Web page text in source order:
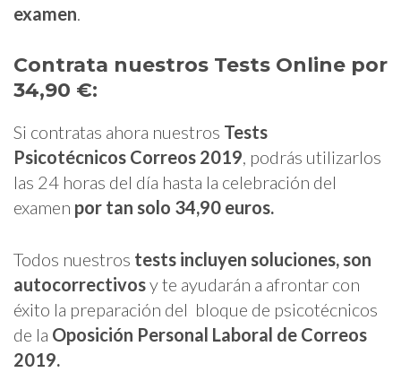
examen
Contrata nuestros Tests Online por
34,90 €:
Si contratas ahora nuestros Tests
Psicotécnicos Correos 2019 , podrás utilizarlos
las 24 horas del día hasta la celebración del
examen por tan solo 34,90 euros.
Todos nuestros tests incluyen soluciones, son
autocorrectivosy te ayudarán a afrontar con
éxito la preparación del bloque de psicotécnicos
de la Oposición Personal Laboral de Correos
2019.